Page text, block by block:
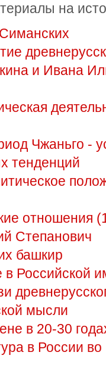
на
и Ивана
Чжаньго -
тенденций
отношения
Степанович
башкир
в Российской
мысли
в 20-30
в России